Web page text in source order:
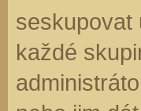
seskupovat
každé